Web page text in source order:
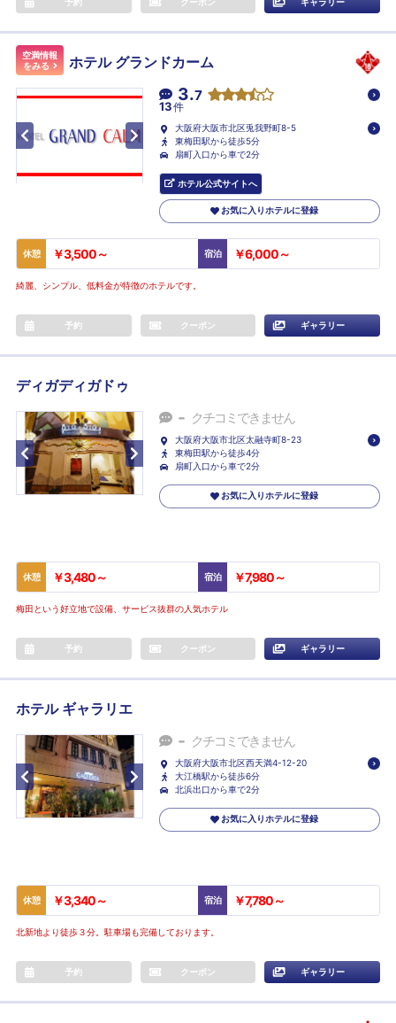
空満情報
をみる
ホテル グランドカーム
3.7
13件
大阪府大阪市北区兎我野町8-5
東梅田駅から徒歩5分
扇町入口から車で2分
ホテル公式サイトへ
お気に入りホテルに登録
休憩 ￥3,500～ 宿泊 ￥6,000～
綺麗、シンプル、低料金が特徴のホテルです。
予約 クーポン ギャラリー
ディガディガドゥ
- クチコミできません
大阪府大阪市北区太融寺町8-23
東梅田駅から徒歩4分
扇町入口から車で2分
お気に入りホテルに登録
休憩 ￥3,480～ 宿泊 ￥7,980～
梅田という好立地で設備、サービス抜群の人気ホテル
予約 クーポン ギャラリー
ホテル ギャラリエ
- クチコミできません
大阪府大阪市北区西天満4-12-20
大江橋駅から徒歩6分
北浜出口から車で2分
お気に入りホテルに登録
休憩 ￥3,340～ 宿泊 ￥7,780～
北新地より徒歩３分。駐車場も完備しております。
予約 クーポン ギャラリー